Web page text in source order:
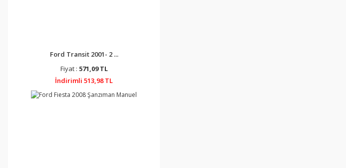
Ford Transit 2001- 2 ...
Fiyat : 571,09 TL
İndirimli 513,98 TL